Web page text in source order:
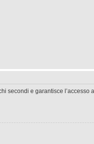
e garantisce